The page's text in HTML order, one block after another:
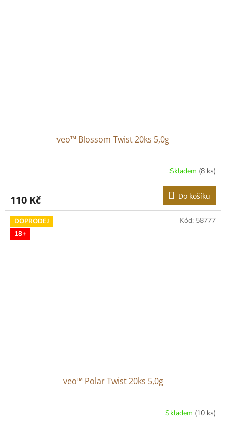
veo™ Blossom Twist 20ks 5,0g
Skladem (8 ks)
110 Kč Do košíku
DOPRODEJ
18+
veo™ Polar Twist 20ks 5,0g
Skladem (10 ks)
Kód: 58777